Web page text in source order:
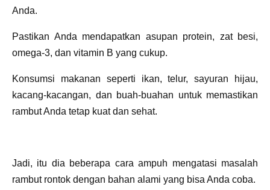
Anda.
Pastikan Anda mendapatkan asupan protein, zat besi,
omega-3, dan vitamin B yang cukup.
Konsumsi makanan seperti ikan, telur, sayuran hijau,
kacang-kacangan, dan buah-buahan untuk memastikan
rambut Anda tetap kuat dan sehat.
Jadi, itu dia beberapa cara ampuh mengatasi masalah
rambut rontok dengan bahan alami yang bisa Anda coba.